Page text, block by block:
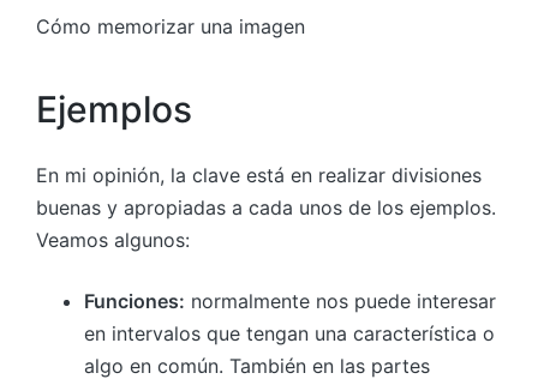
Cómo memorizar una imagen
Ejemplos
En mi opinión, la clave está en realizar divisiones
buenas y apropiadas a cada unos de los ejemplos.
Veamos algunos:
Funciones: normalmente nos puede interesar
en intervalos que tengan una característica o
algo en común. También en las partes